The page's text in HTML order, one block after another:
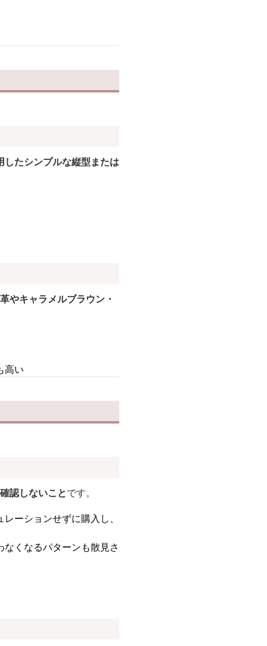
したシンプルな縦型または
やキャラメルブラウン・
高い
認しないことです。
ーションせずに購入し、
くなるパターンも散見さ